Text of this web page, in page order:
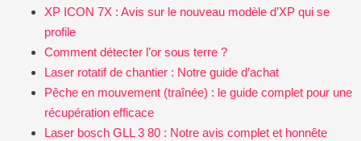
XP ICON 7X : Avis sur le nouveau modèle d’XP qui se
profile
Comment détecter l’or sous terre ?
Laser rotatif de chantier : Notre guide d’achat
Pêche en mouvement (traînée) : le guide complet pour une
récupération efficace
Laser bosch GLL 3 80 : Notre avis complet et honnête